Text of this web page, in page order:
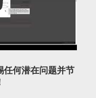
任何潜在问题并节